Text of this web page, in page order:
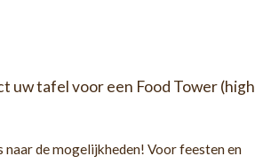
uw tafel voor een Food Tower (high
naar de mogelijkheden! Voor feesten en